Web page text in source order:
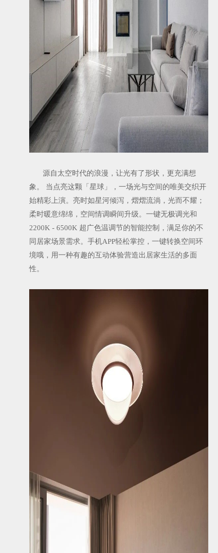
源自太空时代的浪漫，让光有了形状，更充满想
象。 当点亮这颗「星球」，一场光与空间的唯美交织开
始精彩上演。亮时如星河倾泻，熠熠流淌，光而不耀；
柔时暖意绵绵，空间情调瞬间升级。一键无极调光和
2200K - 6500K 超广色温调节的智能控制，满足你的不
同居家场景需求。手机APP轻松掌控，一键转换空间环
境哦，用一种有趣的互动体验营造出居家生活的多面
性。